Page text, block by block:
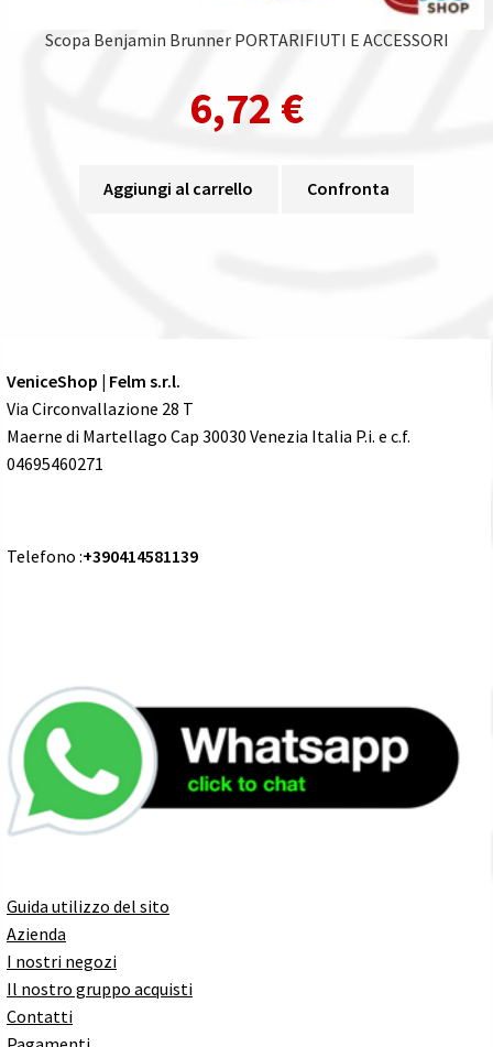
Scopa Benjamin Brunner PORTARIFIUTI E ACCESSORI
6,72 €
Aggiungi al carrello Confronta
VeniceShop | Felm s.r.l.
Via Circonvallazione 28 T
Maerne di Martellago Cap 30030 Venezia Italia P.i. e c.f.
04695460271
Telefono :+390414581139
Guida utilizzo del sito
Azienda
I nostri negozi
Il nostro gruppo acquisti
Contatti